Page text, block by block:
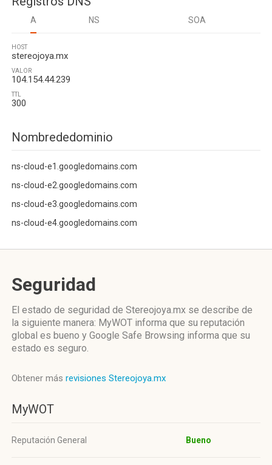
A NS SOA
HOST
stereojoya.mx
VALOR
104.154.44.239
TTL
300
Nombrededominio
ns-cloud-e1.googledomains.com
ns-cloud-e2.googledomains.com
ns-cloud-e3.googledomains.com
ns-cloud-e4.googledomains.com
Seguridad
El estado de seguridad de Stereojoya.mx se describe de
la siguiente manera: MyWOT informa que su reputación
global es bueno y Google Safe Browsing informa que su
estado es seguro.
Obtener más revisiones Stereojoya.mx
MyWOT
Reputación General Bueno